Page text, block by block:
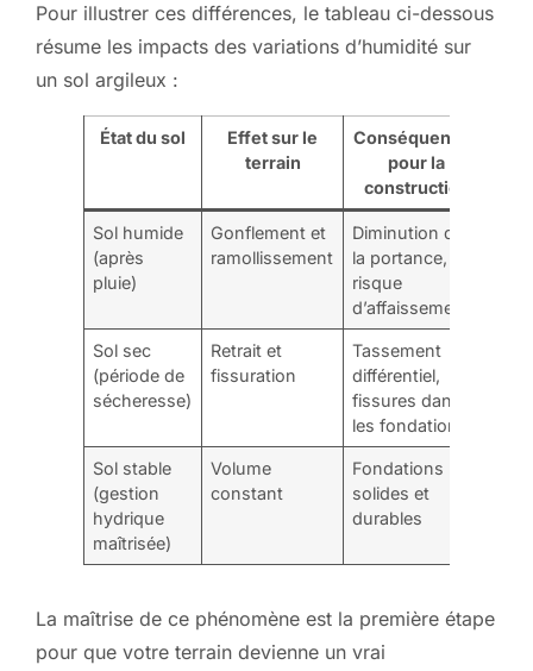
Pour illustrer ces différences, le tableau ci-dessous
résume les impacts des variations d’humidité sur
un sol argileux :
État du sol
Effet sur le
terrain
Conséquences
pour la
construction
Sol humide
(après
pluie)
Gonflement et
ramollissement
Diminution de
la portance,
risque
d’affaissement
Sol sec
(période de
sécheresse)
Retrait et
fissuration
Tassement
différentiel,
fissures dans
les fondations
Sol stable
(gestion
hydrique
maîtrisée)
Volume
constant
Fondations
solides et
durables
La maîtrise de ce phénomène est la première étape
pour que votre terrain devienne un vrai